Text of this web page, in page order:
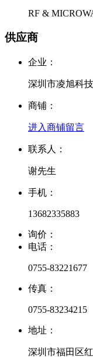
RF &
供应商
企业：
深圳市凌旭科
商铺：
进入商铺留言
联系人：
谢先生
手机：
13682335883
询价：
电话：
0755-83221677
传真：
0755-83234215
地址：
深圳市福田区